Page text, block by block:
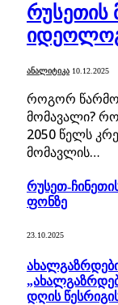
რუსეთის
ᲐᲜᲐᲚᲘᲢᲘᲙᲐ 10.12.2025
როგორ
მომავალი?
2050 წელს
მომავლის…
რუსეთ-
ფონზე
23.10.2025
დღის